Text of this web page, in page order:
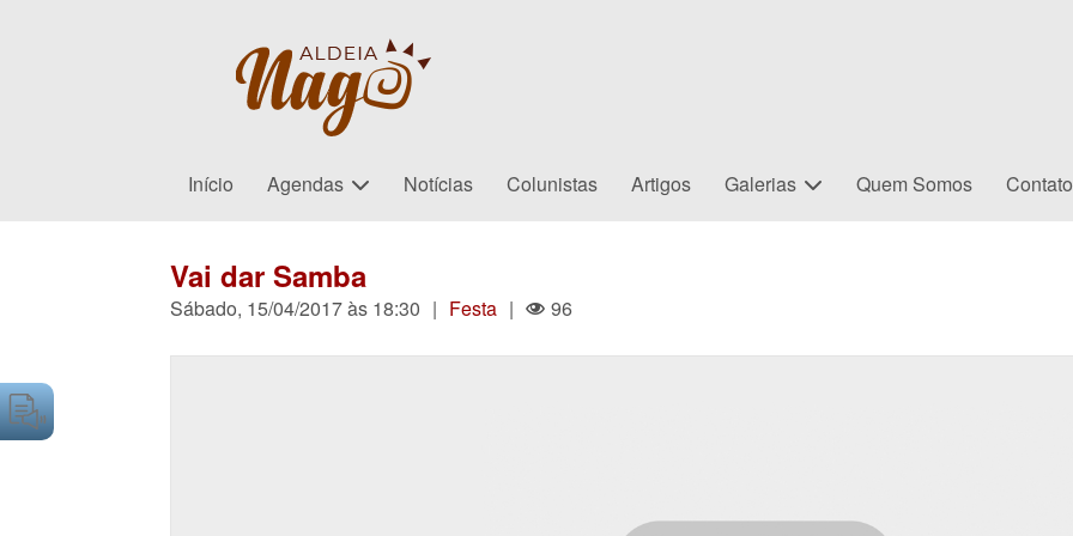
Início Agendas Notícias Colunistas Artigos Galerias Quem Somos Contato
Vai dar Samba
Sábado, 15/04/2017 às 18:30 | Festa | 96